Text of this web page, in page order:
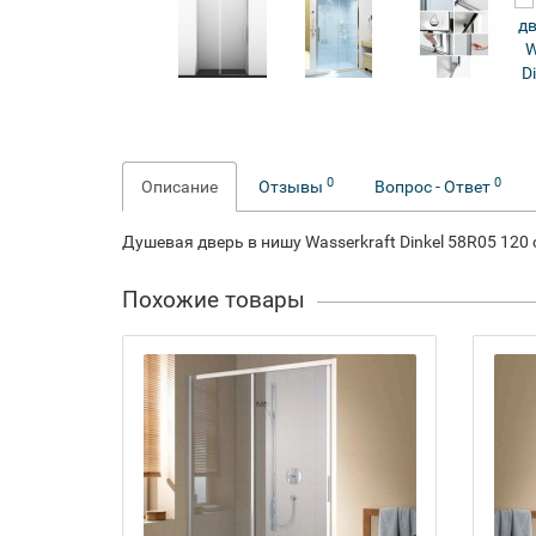
Описание Отзывы 0 Вопрос - Ответ 0
Душевая дверь в нишу Wasserkraft Dinkel 58R05 120
Похожие товары